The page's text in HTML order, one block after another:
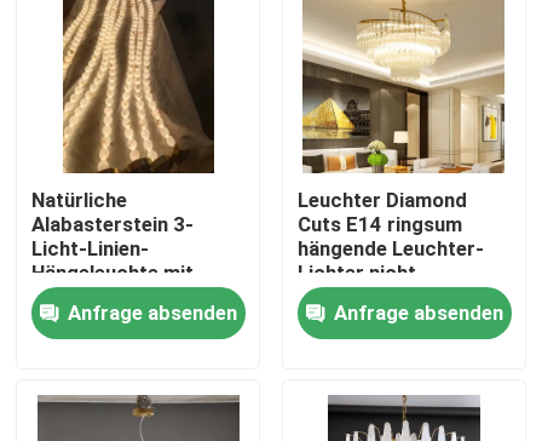
Zu Hause
Natürliche
Alabasterstein 3-
Licht-Linien-
Hängeleuchte mit
Antike Messing Finish
für Esstisch
Anfrage absenden
Leuchter Diamond
Cuts E14 ringsum
hängende Leuchter-
Lichter nicht
rostendes 100lm/W
Anfrage absenden